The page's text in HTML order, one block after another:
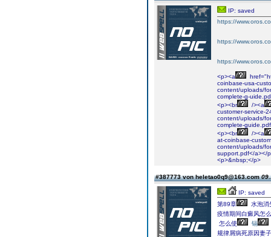
IP: saved
https://
https://
https://
<p><a
coinbase-usa-
content/uploads/
complete-g-
<p><br
/><a
customer-service-
content/uploads/
complete-
<p><br
/><a
at-coinbase-
content/uploads/
support.pdf</a></
<p>&nbsp;</p>
#387773 von heletao0q9@163.com
IP: saved
第89章
水泡消
疫情期间白癜风怎
怎么使
镉
规律屑病死原因妻